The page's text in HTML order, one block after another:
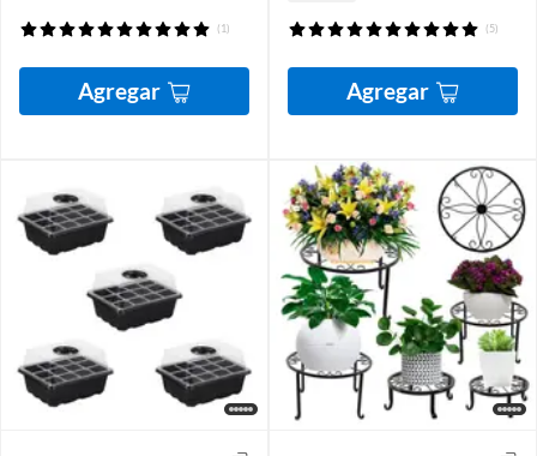
(1)
Agregar
(5)
Agregar